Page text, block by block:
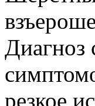
Диагноз
резкое